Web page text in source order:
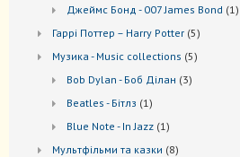
Джеймс Бонд - 007 James Bond 1 1
Гаррі Поттер – Harry Potter 55
Музика - Music collections 55
Bob Dylan - Боб Ділан 33
Beatles - Бітлз 1 1
Blue Note - In Jazz 1 1
Мультфільми та казки 88